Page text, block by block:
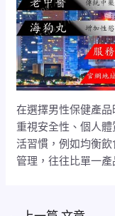
在選擇男性保健產
重視安全性、個人
活習慣，例如均衡
管理，往往比單一